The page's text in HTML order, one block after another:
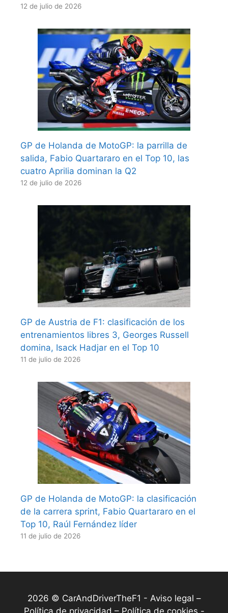
12 de julio de 2026
GP de Holanda de MotoGP: la parrilla de
salida, Fabio Quartararo en el Top 10, las
cuatro Aprilia dominan la Q2
12 de julio de 2026
GP de Austria de F1: clasificación de los
entrenamientos libres 3, Georges Russell
domina, Isack Hadjar en el Top 10
11 de julio de 2026
GP de Holanda de MotoGP: la clasificación
de la carrera sprint, Fabio Quartararo en el
Top 10, Raúl Fernández líder
11 de julio de 2026
2026 © CarAndDriverTheF1 - Aviso legal –
Política de privacidad – Política de cookies -